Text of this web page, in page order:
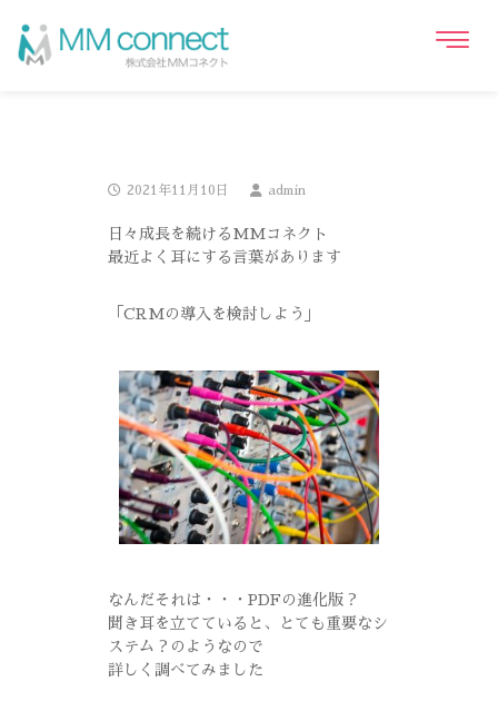
2021年11月10日 admin
日々成長を続けるMMコネクト
最近よく耳にする言葉があります
「CRMの導入を検討しよう」
なんだそれは・・・PDFの進化版？
聞き耳を立てていると、とても重要なシ
ステム？のようなので
詳しく調べてみました